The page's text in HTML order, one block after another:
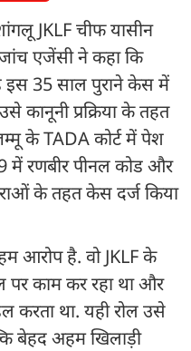
JKLF चीफ यासीन
एजेंसी ने कहा कि
इस 35 साल पुराने केस में
कानूनी प्रक्रिया के तहत
के TADA कोर्ट में पेश
में रणबीर पीनल कोड और
के तहत केस दर्ज किया
आरोप है. वो JKLF के
काम कर रहा था और
करता था. यही रोल उसे
बेहद अहम खिलाड़ी